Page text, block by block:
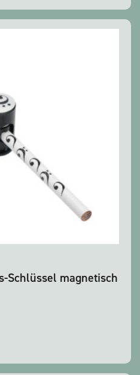
Schlüssel magnetisch